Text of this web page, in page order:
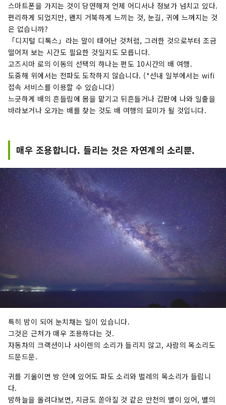
스마트폰을 가지는 것이 당연해져 언제 어디서나 정보가 넘치고 있다.
편리하게 되었지만, 왠지 거북하게 느끼는 것, 눈길, 귀에 느껴지는 것
은 없습니까?
「디지털 디톡스」라는 말이 태어난 것처럼, 그러한 것으로부터 조금
떨어져 보는 시간도 필요한 것일지도 모릅니다.
고즈시마 로의 이동의 선택의 하나는 편도 10시간의 배 여행.
도중해 위에서는 전파도 도착하지 않습니다. (*선내 일부에서는 wifi
접속 서비스를 이용할 수 있습니다)
느긋하게 배의 흔들림에 몸을 맡기고 뒤흔들거나 갑판에 나와 일출을
바라보거나 오가는 배를 찾는 것도 배 여행의 묘미가 될 것입니다.
매우 조용합니다. 들리는 것은 자연계의 소리뿐.
특히 밤이 되어 눈치채는 일이 있습니다.
그것은 근처가 매우 조용하다는 것.
자동차의 크랙션이나 사이렌의 소리가 들리지 않고, 사람의 목소리도
드문드문.
귀를 기울이면 방 안에 있어도 파도 소리와 벌레의 목소리가 들립니
다.
밤하늘을 올려다보면, 지금도 쏟아질 것 같은 만천의 별이 있어, 별의